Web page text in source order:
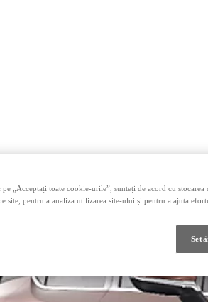
pe „Acceptați toate cookie-urile”, sunteți de acord cu
site, pentru a analiza utilizarea site-ului și pentru a ajuta